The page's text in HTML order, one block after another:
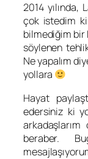
2014
çok istedim
bilmediğim bir
söylenen
Ne yapalım
yollara
Hayat
edersiniz ki
beraber.